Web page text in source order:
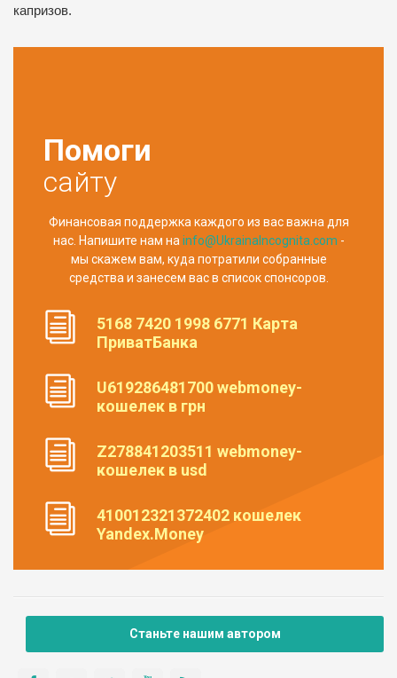
капризов.
Помоги
сайту
Финансовая поддержка каждого из вас важна для
нас. Напишите нам на info@UkrainaIncognita.com -
мы скажем вам, куда потратили собранные
средства и занесем вас в список спонсоров.
5168 7420 1998 6771 Карта
ПриватБанка
U619286481700 webmoney-
кошелек в грн
Z278841203511 webmoney-
кошелек в usd
410012321372402 кошелек
Yandex.Money
Станьте нашим автором